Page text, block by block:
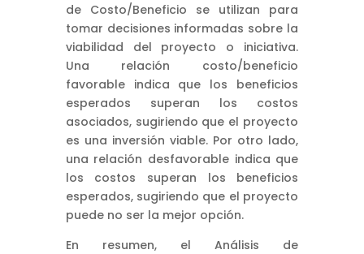
de Costo/Beneficio se utilizan para
tomar decisiones informadas sobre la
viabilidad del proyecto o iniciativa.
Una relación costo/beneficio
favorable indica que los beneficios
esperados superan los costos
asociados, sugiriendo que el proyecto
es una inversión viable. Por otro lado,
una relación desfavorable indica que
los costos superan los beneficios
esperados, sugiriendo que el proyecto
puede no ser la mejor opción.
En resumen, el Análisis de